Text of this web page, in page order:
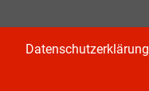
Datenschutzerklärung